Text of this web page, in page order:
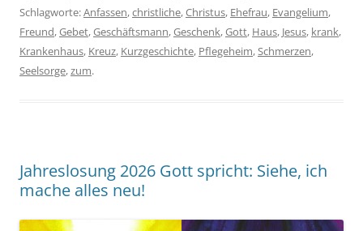
Schlagworte:Anfassen,christliche,Christus, Ehefrau, Evangelium,
Freund,Gebet,Geschäftsmann,Geschenk,Gott, Haus, Jesus, krank,
Krankenhaus, Kreuz, Kurzgeschichte, Pflegeheim,Schmerzen,
Seelsorge,zum.
Jahreslosung 2026 Gott spricht: Siehe, ich
mache alles neu!